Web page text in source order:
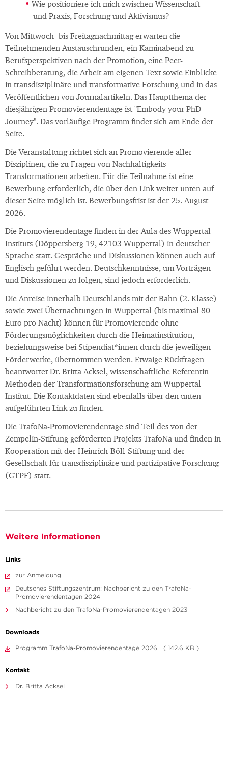
Wie positioniere ich mich zwischen Wissenschaft
und Praxis, Forschung und Aktivismus?
Von Mittwoch- bis Freitagnachmittag erwarten die
Teilnehmenden Austauschrunden, ein Kaminabend zu
Berufsperspektiven nach der Promotion, eine Peer-
Schreibberatung, die Arbeit am eigenen Text sowie Einblicke
in transdisziplinäre und transformative Forschung und in das
Veröffentlichen von Journalartikeln. Das Hauptthema der
diesjährigen Promovierendentage ist "Embody your PhD
Journey". Das vorläufige Programm findet sich am Ende der
Seite.
Die Veranstaltung richtet sich an Promovierende aller
Disziplinen, die zu Fragen von Nachhaltigkeits-
Transformationen arbeiten. Für die Teilnahme ist eine
Bewerbung erforderlich, die über den Link weiter unten auf
dieser Seite möglich ist. Bewerbungsfrist ist der 25. August
2026.
Die Promovierendentage finden in der Aula des Wuppertal
Instituts (Döppersberg 19, 42103 Wuppertal) in deutscher
Sprache statt. Gespräche und Diskussionen können auch auf
Englisch geführt werden. Deutschkenntnisse, um Vorträgen
und Diskussionen zu folgen, sind jedoch erforderlich.
Die Anreise innerhalb Deutschlands mit der Bahn (2. Klasse)
sowie zwei Übernachtungen in Wuppertal (bis maximal 80
Euro pro Nacht) können für Promovierende ohne
Förderungsmöglichkeiten durch die Heimatinstitution,
beziehungsweise bei Stipendiat*innen durch die jeweiligen
Förderwerke, übernommen werden. Etwaige Rückfragen
beantwortet Dr. Britta Acksel, wissenschaftliche Referentin
Methoden der Transformationsforschung am Wuppertal
Institut. Die Kontaktdaten sind ebenfalls über den unten
aufgeführten Link zu finden.
Die TrafoNa-Promovierendentage sind Teil des von der
Zempelin-Stiftung geförderten Projekts TrafoNa und finden in
Kooperation mit der Heinrich-Böll-Stiftung und der
Gesellschaft für transdisziplinäre und partizipative Forschung
(GTPF) statt.
Weitere Informationen
Links
zur Anmeldung
Deutsches Stiftungszentrum: Nachbericht zu den TrafoNa-
Promovierendentagen 2024
Nachbericht zu den TrafoNa-Promovierendentagen 2023
Downloads
Programm TrafoNa-Promovierendentage 2026 ( 142.6 KB )
Kontakt
Dr. Britta Acksel